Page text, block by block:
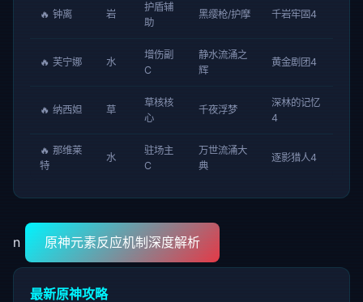
🔥 钟离 岩
护盾辅
助
黑缨枪/护摩 千岩牢固4
🔥 芙宁娜 水
增伤副
C
静水流涌之
辉
黄金剧团4
🔥 纳西妲 草
草核核
心
千夜浮梦
深林的记忆
4
🔥 那维莱
特
水
驻场主
C
万世流涌大
典
逐影猎人4
n 原神元素反应机制深度解析
最新原神攻略